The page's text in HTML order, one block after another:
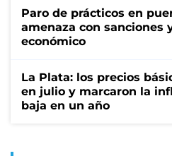
Paro de prácticos en
amenaza con sanciones
económico
La Plata: los precios
en julio y marcaron la
baja en un año